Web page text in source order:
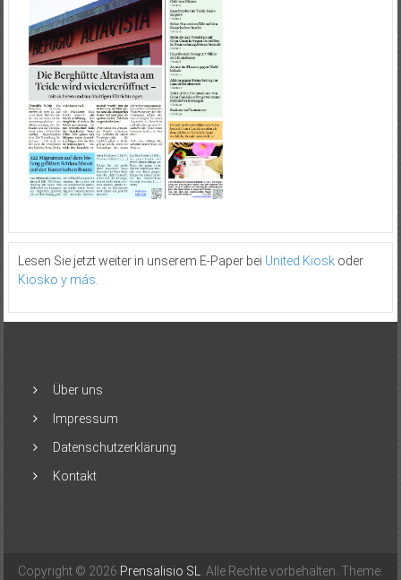
Lesen Sie jetzt weiter in unserem E-Paper bei United Kioskoder
Kiosko y más.
Über uns
Impressum
Datenschutzerklärung
Kontakt
Copyright © 2026 Prensalisio SL. Alle Rechte vorbehalten. Theme: